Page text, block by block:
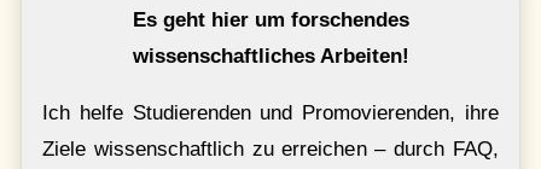
Es geht hier um forschendes
wissenschaftliches Arbeiten!
Ich helfe Studierenden und Promovierenden, ihre
Ziele wissenschaftlich zu erreichen – durch FAQ,